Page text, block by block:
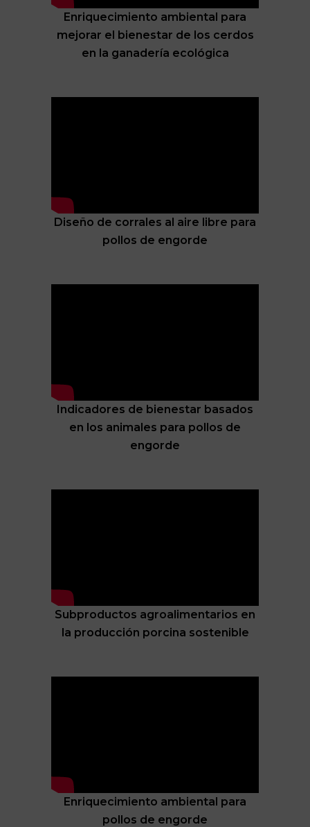
Enriquecimiento ambiental para
mejorar el bienestar de los cerdos
en la ganadería ecológica
Diseño de corrales al aire libre para
pollos de engorde
Indicadores de bienestar basados
en los animales para pollos de
engorde
Subproductos agroalimentarios en
la producción porcina sostenible
Enriquecimiento ambiental para
pollos de engorde